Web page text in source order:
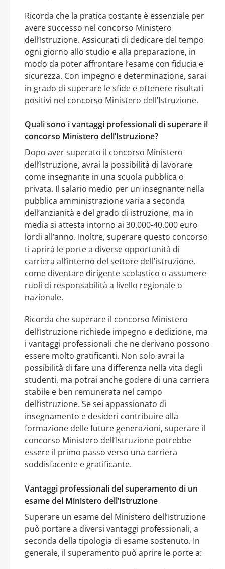
Ricorda che la pratica costante è essenziale per
avere successo nel concorso Ministero
dell’Istruzione. Assicurati di dedicare del tempo
ogni giorno allo studio e alla preparazione, in
modo da poter affrontare l’esame con fiducia e
sicurezza. Con impegno e determinazione, sarai
in grado di superare le sfide e ottenere risultati
positivi nel concorso Ministero dell’Istruzione.
Quali sono i vantaggi professionali di superare il
concorso Ministero dell’Istruzione?
Dopo aver superato il concorso Ministero
dell’Istruzione, avrai la possibilità di lavorare
come insegnante in una scuola pubblica o
privata. Il salario medio per un insegnante nella
pubblica amministrazione varia a seconda
dell’anzianità e del grado di istruzione, ma in
media si attesta intorno ai 30.000-40.000 euro
lordi all’anno. Inoltre, superare questo concorso
ti aprirà le porte a diverse opportunità di
carriera all’interno del settore dell’istruzione,
come diventare dirigente scolastico o assumere
ruoli di responsabilità a livello regionale o
nazionale.
Ricorda che superare il concorso Ministero
dell’Istruzione richiede impegno e dedizione, ma
i vantaggi professionali che ne derivano possono
essere molto gratificanti. Non solo avrai la
possibilità di fare una differenza nella vita degli
studenti, ma potrai anche godere di una carriera
stabile e ben remunerata nel campo
dell’istruzione. Se sei appassionato di
insegnamento e desideri contribuire alla
formazione delle future generazioni, superare il
concorso Ministero dell’Istruzione potrebbe
essere il primo passo verso una carriera
soddisfacente e gratificante.
Vantaggi professionali del superamento di un
esame del Ministero dell’Istruzione
Superare un esame del Ministero dell’Istruzione
può portare a diversi vantaggi professionali, a
seconda della tipologia di esame sostenuto. In
generale, il superamento può aprire le porte a: